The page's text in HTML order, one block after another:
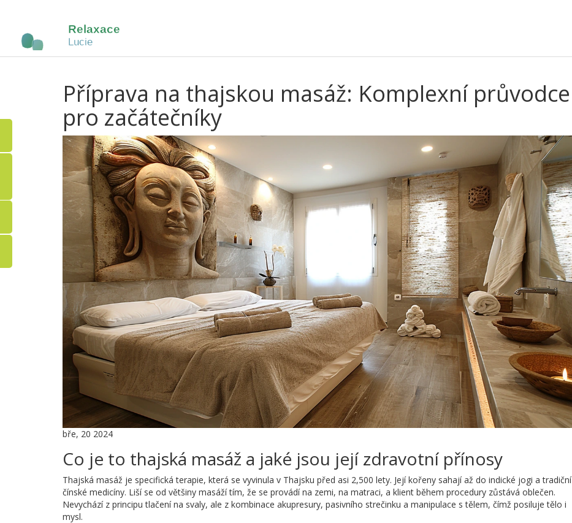
Příprava na thajskou masáž: Komplexní průvodce
pro začátečníky
bře, 20 2024
Co je to thajská masáž a jaké jsou její zdravotní přínosy
Thajská masáž je specifická terapie, která se vyvinula v Thajsku před asi 2,500 lety. Její kořeny sahají až do indické jogi a tradiční
čínské medicíny. Liší se od většiny masáží tím, že se provádí na zemi, na matraci, a klient během procedury zůstává oblečen.
Nevychází z principu tlačení na svaly, ale z kombinace akupresury, pasivního strečinku a manipulace s tělem, čímž posiluje tělo i
mysl.